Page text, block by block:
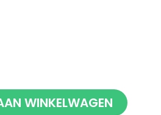
WINKELWAGEN